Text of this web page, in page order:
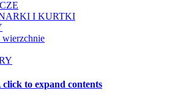
I KURTKI
click to expand contents